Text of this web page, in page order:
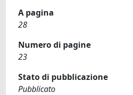
A pagina
28
Numero di pagine
23
Stato di pubblicazione
Pubblicato